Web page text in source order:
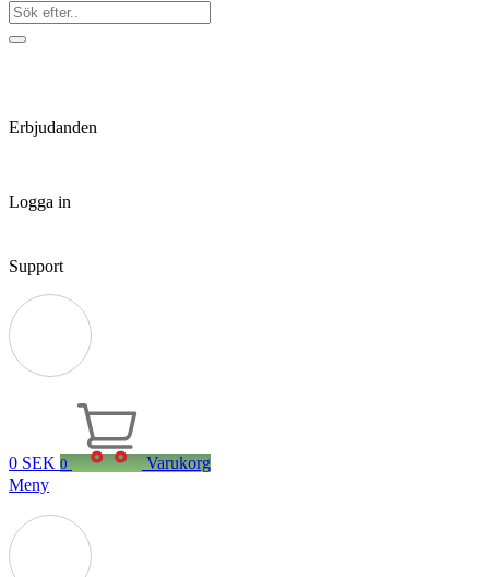
Erbjudanden
Logga in
Support
0 SEK 0
Varukorg
Meny